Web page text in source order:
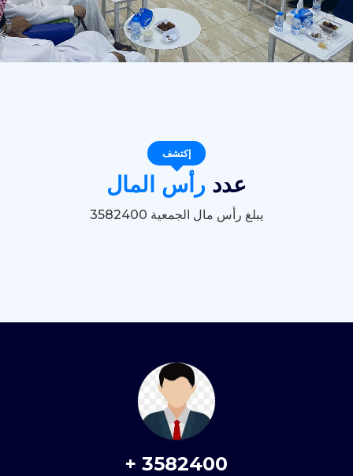
إكتشف
عددرأس المال
يبلغ رأس مال الجمعية 3582400
3582400
+